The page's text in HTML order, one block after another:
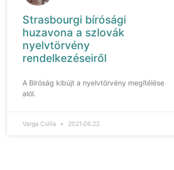
Strasbourgi bírósági
huzavona a szlovák
nyelvtörvény
rendelkezéseiről
A Bíróság kibújt a nyelvtörvény megítélése
alól.
Varga Csilla 2021.06.22.